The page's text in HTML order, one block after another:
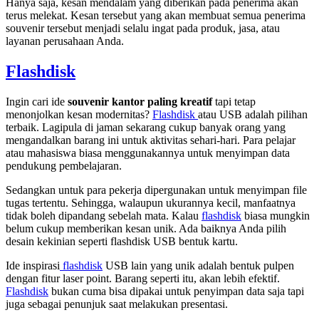
Hanya saja, kesan mendalam yang diberikan pada penerima akan
terus melekat. Kesan tersebut yang akan membuat semua penerima
souvenir tersebut menjadi selalu ingat pada produk, jasa, atau
layanan perusahaan Anda.
Flashdisk
Ingin cari ide souvenir kantor paling kreatiftapi tetap
menonjolkan kesan modernitas? Flashdisk atau USB adalah pilihan
terbaik. Lagipula di jaman sekarang cukup banyak orang yang
mengandalkan barang ini untuk aktivitas sehari-hari. Para pelajar
atau mahasiswa biasa menggunakannya untuk menyimpan data
pendukung pembelajaran.
Sedangkan untuk para pekerja dipergunakan untuk menyimpan file
tugas tertentu. Sehingga, walaupun ukurannya kecil, manfaatnya
tidak boleh dipandang sebelah mata. Kalau flashdisk biasa mungkin
belum cukup memberikan kesan unik. Ada baiknya Anda pilih
desain kekinian seperti flashdisk USB bentuk kartu.
Ide inspirasi flashdisk USB lain yang unik adalah bentuk pulpen
dengan fitur laser point. Barang seperti itu, akan lebih efektif.
Flashdisk bukan cuma bisa dipakai untuk penyimpan data saja tapi
juga sebagai penunjuk saat melakukan presentasi.